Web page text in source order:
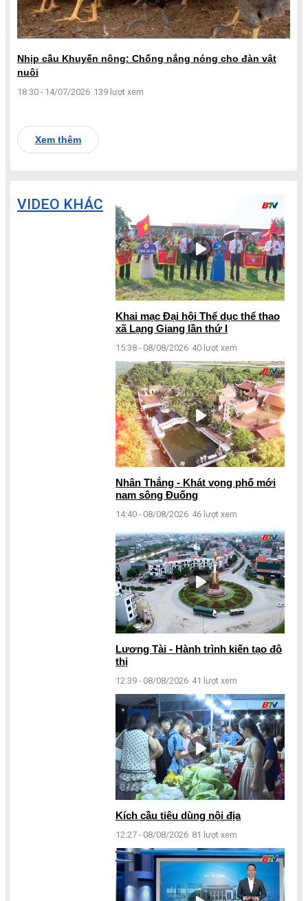
Nhịp cầu Khuyến nông: Chống nắng nóng cho đàn vật
nuôi
18:30 - 14/07/2026 139 lượt xem
Xem thêm
VIDEO KHÁC
Khai mạc Đại hội Thể dục thể thao
xã Lạng Giang lần thứ I
15:38 - 08/08/2026 40 lượt xem
Nhân Thắng - Khát vọng phố mới
nam sông Đuống
14:40 - 08/08/2026 46 lượt xem
Lương Tài - Hành trình kiến tạo đô
thị
12:39 - 08/08/2026 41 lượt xem
Kích cầu tiêu dùng nội địa
12:27 - 08/08/2026 81 lượt xem